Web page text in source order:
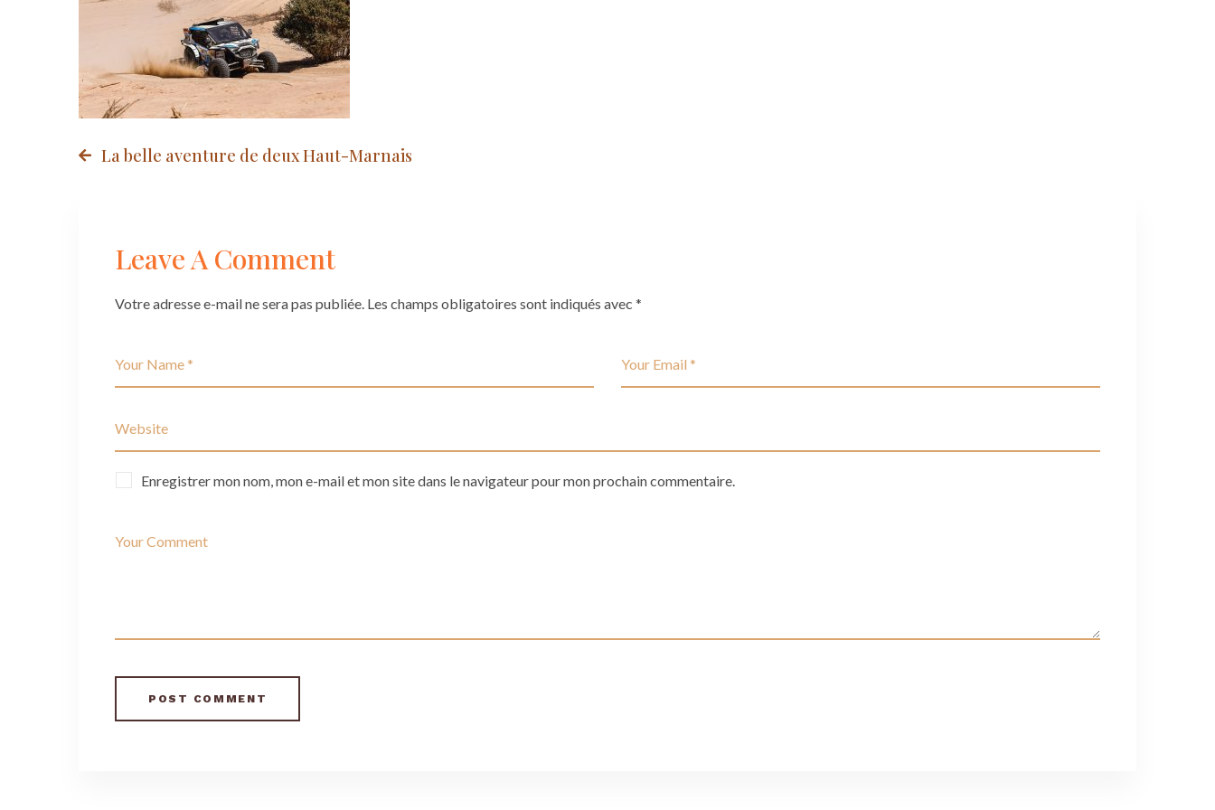
Post
La belle aventure de deux Haut-Marnais
Leave A Comment
Votre adresse e-mail ne sera pas publiée. Les champs obligatoires sont indiqués avec *
Enregistrer mon nom, mon e-mail et mon site dans le navigateur pour mon prochain commentaire.